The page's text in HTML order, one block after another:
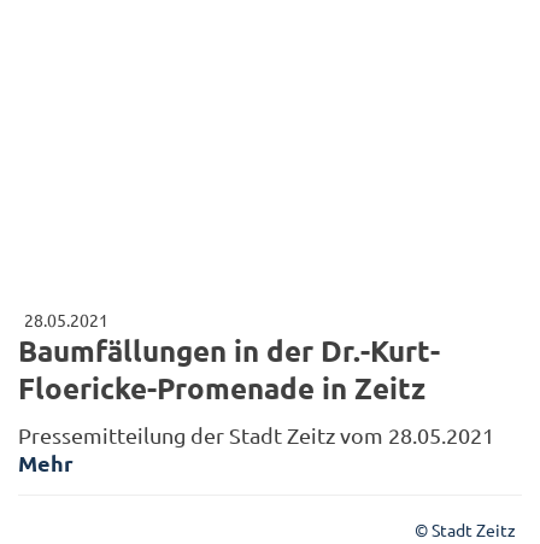
28.05.2021
Baumfällungen in der Dr.-Kurt-
Floericke-Promenade in Zeitz
Pressemitteilung der Stadt Zeitz vom 28.05.2021
Mehr
© Stadt Zeitz